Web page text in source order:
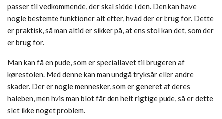
passer til vedkommende, der skal sidde i den. Den kan have
nogle bestemte funktioner alt efter, hvad der er brug for. Dette
er praktisk, så man altid er sikker på, at ens stol kan det, som der
er brug for.
Man kan få en pude, som er speciallavet til brugeren af
kørestolen. Med denne kan man undgå tryksår eller andre
skader. Der er nogle mennesker, som er generet af deres
haleben, men hvis man blot får den helt rigtige pude, så er dette
slet ikke noget problem.